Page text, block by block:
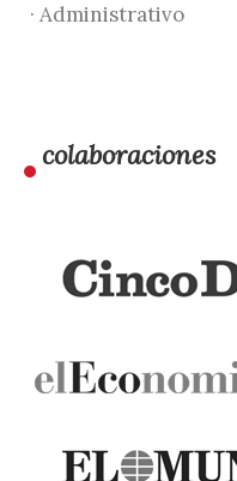
· Administrativo
colaboraciones